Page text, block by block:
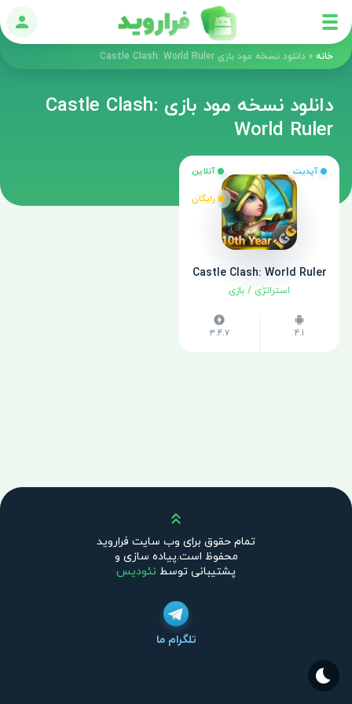
ورود
خانه » دانلود نسخه مود بازی Castle Clash: World Ruler
دانلود نسخه مود بازی Castle Clash:
World Ruler
آپدیت آنلاین
رایگان
Castle Clash: World Ruler
استراتژی / بازی
4.1
3.4.7
بالا
تمام حقوق برای وب سایت فراروید
محفوظ است.پیاده سازی و
پشتیبانی توسط نئودیس
تلگرام ما